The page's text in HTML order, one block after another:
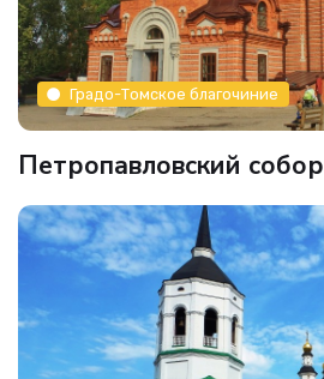
Градо-Томское благочиние
Петропавловский собор